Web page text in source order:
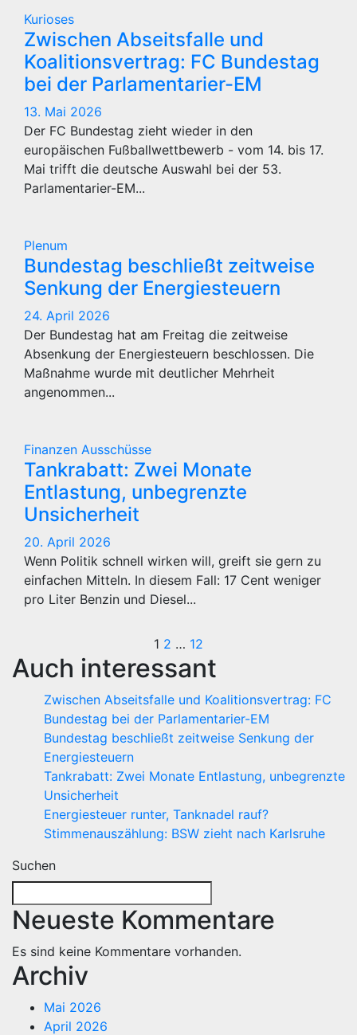
Kurioses
Zwischen Abseitsfalle und
Koalitionsvertrag: FC Bundestag
bei der Parlamentarier-EM
13. Mai 2026
Der FC Bundestag zieht wieder in den
europäischen Fußballwettbewerb - vom 14. bis 17.
Mai trifft die deutsche Auswahl bei der 53.
Parlamentarier-EM...
Plenum
Bundestag beschließt zeitweise
Senkung der Energiesteuern
24. April 2026
Der Bundestag hat am Freitag die zeitweise
Absenkung der Energiesteuern beschlossen. Die
Maßnahme wurde mit deutlicher Mehrheit
angenommen...
Finanzen Ausschüsse
Tankrabatt: Zwei Monate
Entlastung, unbegrenzte
Unsicherheit
20. April 2026
Wenn Politik schnell wirken will, greift sie gern zu
einfachen Mitteln. In diesem Fall: 17 Cent weniger
pro Liter Benzin und Diesel...
der
Beiträge
1 2 … 12
Auch interessant
Zwischen Abseitsfalle und Koalitionsvertrag: FC
Bundestag bei der Parlamentarier-EM
Bundestag beschließt zeitweise Senkung der
Energiesteuern
Tankrabatt: Zwei Monate Entlastung, unbegrenzte
Unsicherheit
Energiesteuer runter, Tanknadel rauf?
Stimmenauszählung: BSW zieht nach Karlsruhe
Suchen
Neueste Kommentare
Es sind keine Kommentare vorhanden.
Archiv
Mai 2026
April 2026